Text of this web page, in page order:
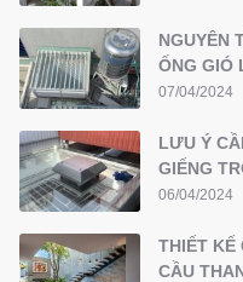
NGUYÊN
ỐNG GIÓ
07/04/2024
LƯU Ý
GIẾNG
06/04/2024
THIẾT KẾ
CẦU